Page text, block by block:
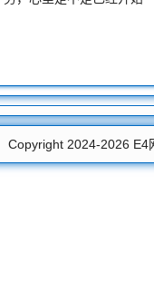
Copyright 2024-2026 E4